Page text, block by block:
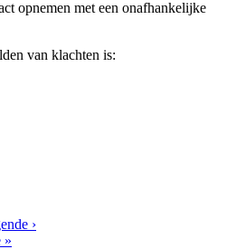
opnemen met een onafhankelijke
van klachten is:
›
»